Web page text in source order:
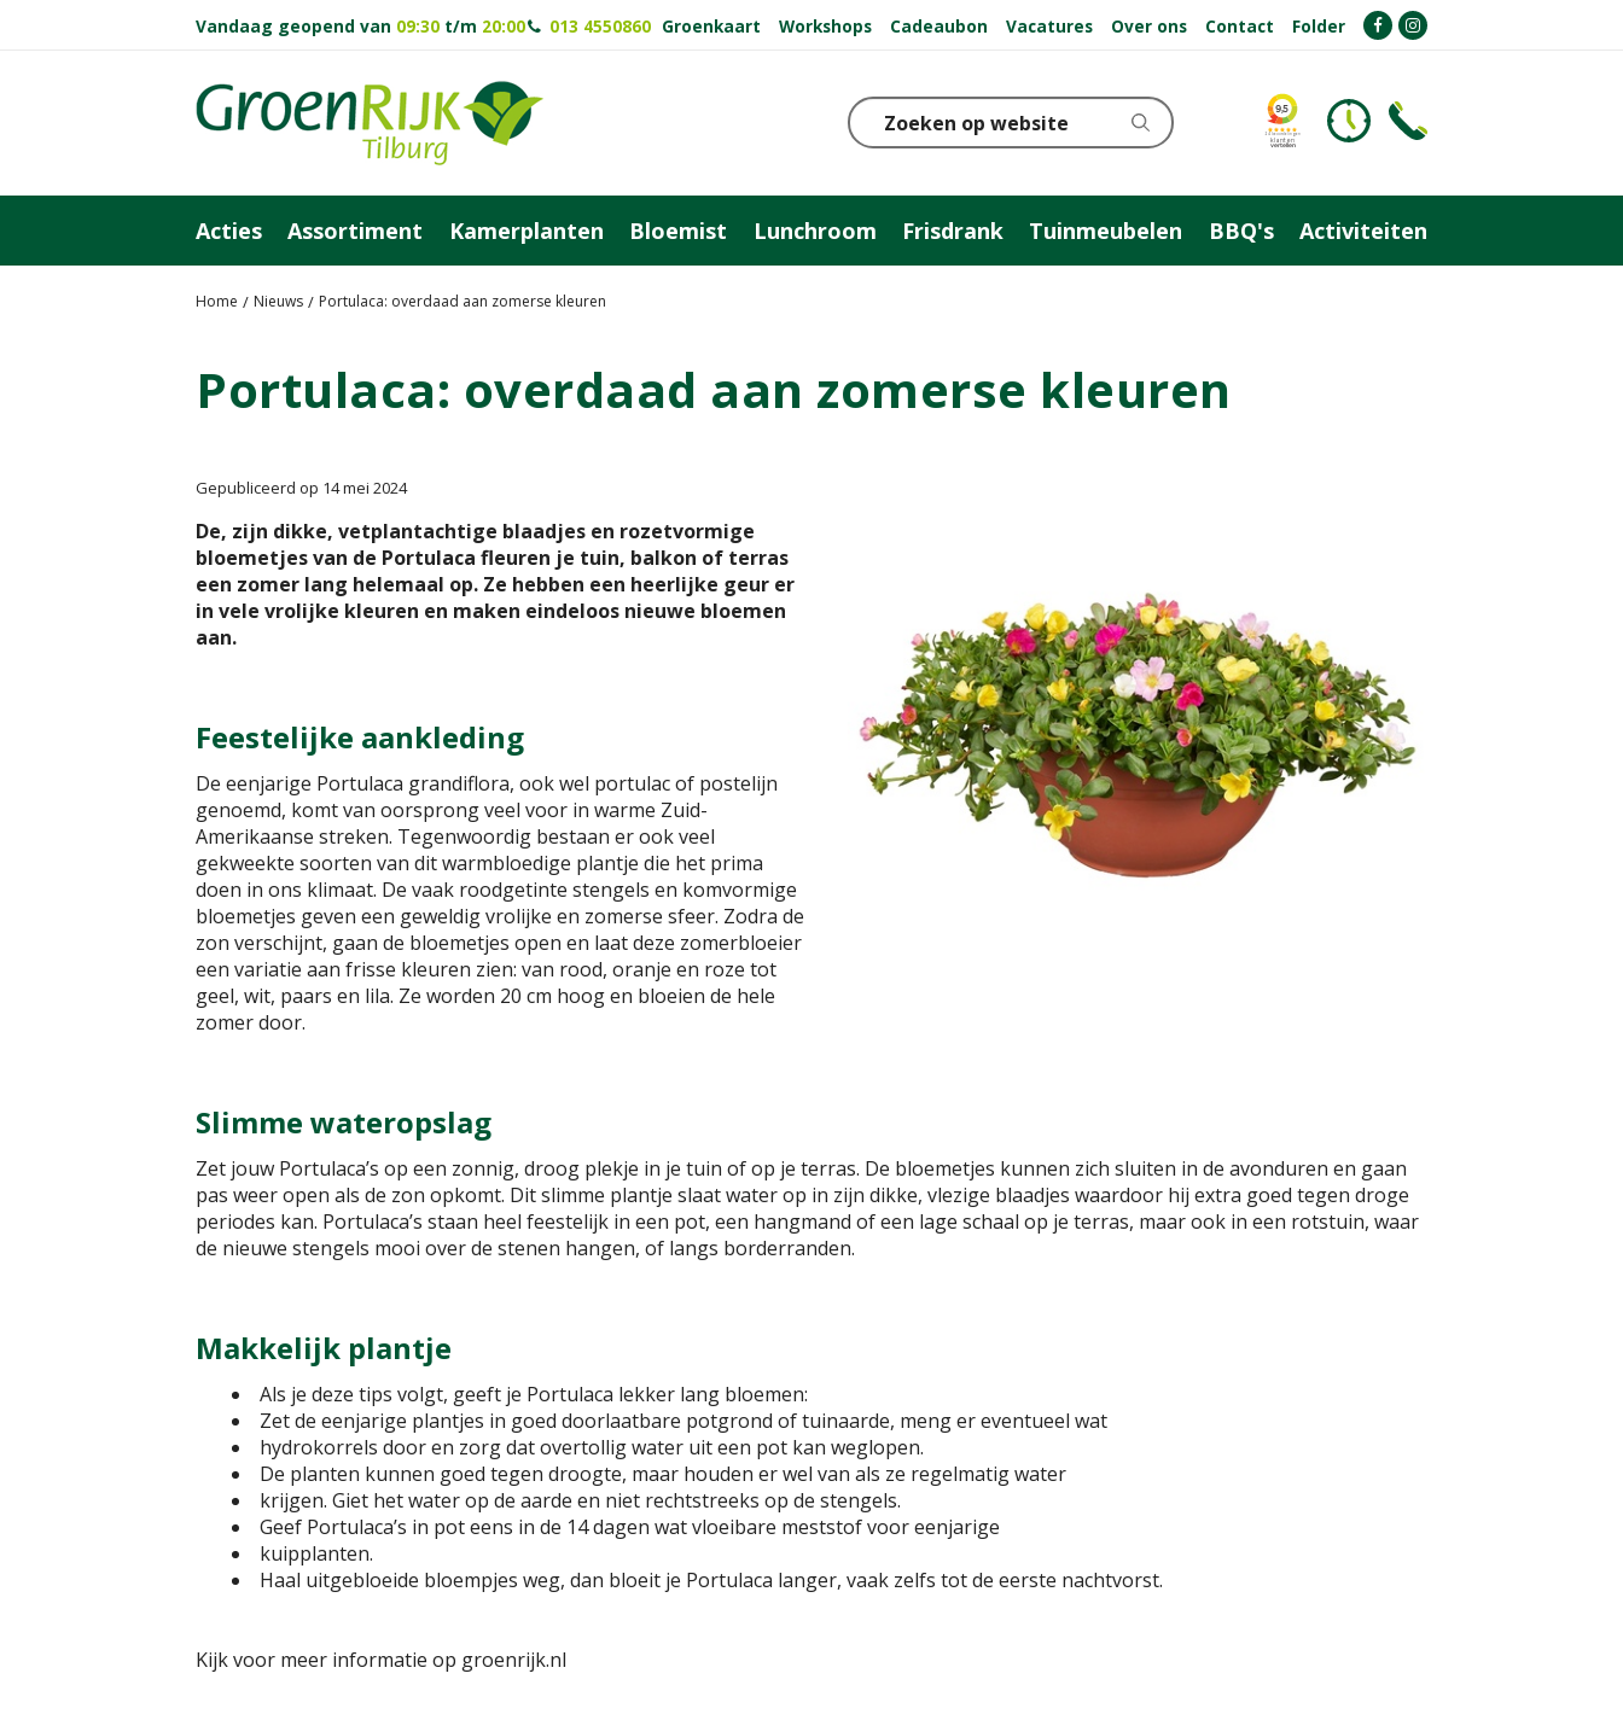
Home Nieuws Portulaca: overdaad aan zomerse kleuren
Vandaag geopend van 09:30 t/m 20:00 013 4550860 Groenkaart Workshops Cadeaubon Vacatures Over ons Contact Folder
Acties Assortiment Kamerplanten Bloemist Lunchroom Frisdrank Tuinmeubelen BBQ's Activiteiten
Portulaca: overdaad aan zomerse kleuren
Gepubliceerd op 14 mei 2024
De, zijn dikke, vetplantachtige blaadjes en rozetvormige
bloemetjes van de Portulaca fleuren je tuin, balkon of terras
een zomer lang helemaal op. Ze hebben een heerlijke geur er
in vele vrolijke kleuren en maken eindeloos nieuwe bloemen
aan.
Feestelijke aankleding
De eenjarige Portulaca grandiflora, ook wel portulac of postelijn
genoemd, komt van oorsprong veel voor in warme Zuid-
Amerikaanse streken. Tegenwoordig bestaan er ook veel
gekweekte soorten van dit warmbloedige plantje die het prima
doen in ons klimaat. De vaak roodgetinte stengels en komvormige
bloemetjes geven een geweldig vrolijke en zomerse sfeer. Zodra de
zon verschijnt, gaan de bloemetjes open en laat deze zomerbloeier
een variatie aan frisse kleuren zien: van rood, oranje en roze tot
geel, wit, paars en lila. Ze worden 20 cm hoog en bloeien de hele
zomer door.
Slimme wateropslag
Zet jouw Portulaca’s op een zonnig, droog plekje in je tuin of op je terras. De bloemetjes kunnen zich sluiten in de avonduren en gaan
pas weer open als de zon opkomt. Dit slimme plantje slaat water op in zijn dikke, vlezige blaadjes waardoor hij extra goed tegen droge
periodes kan. Portulaca’s staan heel feestelijk in een pot, een hangmand of een lage schaal op je terras, maar ook in een rotstuin, waar
de nieuwe stengels mooi over de stenen hangen, of langs borderranden.
Makkelijk plantje
Als je deze tips volgt, geeft je Portulaca lekker lang bloemen:
Zet de eenjarige plantjes in goed doorlaatbare potgrond of tuinaarde, meng er eventueel wat
hydrokorrels door en zorg dat overtollig water uit een pot kan weglopen.
De planten kunnen goed tegen droogte, maar houden er wel van als ze regelmatig water
krijgen. Giet het water op de aarde en niet rechtstreeks op de stengels.
Geef Portulaca’s in pot eens in de 14 dagen wat vloeibare meststof voor eenjarige
kuipplanten.
Haal uitgebloeide bloempjes weg, dan bloeit je Portulaca langer, vaak zelfs tot de eerste nachtvorst.
Kijk voor meer informatie op groenrijk.nl